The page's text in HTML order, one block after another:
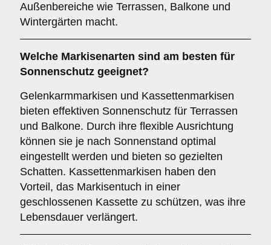
Außenbereiche wie Terrassen, Balkone und
Wintergärten macht.
Welche Markisenarten sind am besten für
Sonnenschutz geeignet?
Gelenkarmmarkisen und Kassettenmarkisen
bieten effektiven Sonnenschutz für Terrassen
und Balkone. Durch ihre flexible Ausrichtung
können sie je nach Sonnenstand optimal
eingestellt werden und bieten so gezielten
Schatten. Kassettenmarkisen haben den
Vorteil, das Markisentuch in einer
geschlossenen Kassette zu schützen, was ihre
Lebensdauer verlängert.